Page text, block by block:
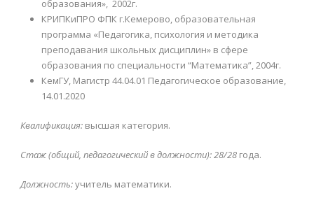
образования», 2002г.
КРИПКиПРО ФПК г.Кемерово, образовательная
программа «Педагогика, психология и методика
преподавания школьных дисциплин» в сфере
образования по специальности “Математика”, 2004г.
КемГУ, Магистр 44.04.01 Педагогическое образование,
14.01.2020
Квалификация: высшая категория.
Стаж (общий, педагогический в должности): 28/28 года.
Должность:учитель математики.